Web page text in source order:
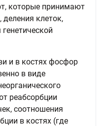
которые принимают
деления клеток,
и в костях фосфор
в виде
реабсорбции
соотношения
в костях (где